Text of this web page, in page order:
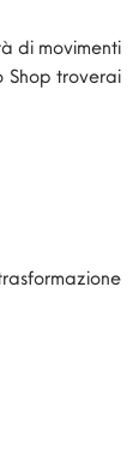
di movimenti
Shop troverai